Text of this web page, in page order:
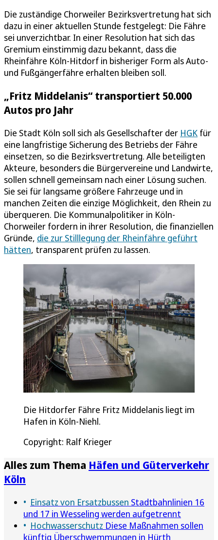
Die zuständige Chorweiler Bezirksvertretung hat sich
dazu in einer aktuellen Stunde festgelegt: Die Fähre
sei unverzichtbar. In einer Resolution hat sich das
Gremium einstimmig dazu bekannt, dass die
Rheinfähre Köln-Hitdorf in bisheriger Form als Auto-
und Fußgängerfähre erhalten bleiben soll.
„Fritz Middelanis“ transportiert 50.000
Autos pro Jahr
Die Stadt Köln soll sich als Gesellschafter der HGK für
eine langfristige Sicherung des Betriebs der Fähre
einsetzen, so die Bezirksvertretung. Alle beteiligten
Akteure, besonders die Bürgervereine und Landwirte,
sollen schnell gemeinsam nach einer Lösung suchen.
Sie sei für langsame größere Fahrzeuge und in
manchen Zeiten die einzige Möglichkeit, den Rhein zu
überqueren. Die Kommunalpolitiker in Köln-
Chorweiler fordern in ihrer Resolution, die finanziellen
Gründe, die zur Stilllegung der Rheinfähre geführt
hätten, transparent prüfen zu lassen.
Die Hitdorfer Fähre Fritz Middelanis liegt im
Hafen in Köln-Niehl.
Copyright: Ralf Krieger
Alles zum Thema Häfen und Güterverkehr
Köln
Einsatz von Ersatzbussen Stadtbahnlinien 16
und 17 in Wesseling werden aufgetrennt
Hochwasserschutz Diese Maßnahmen sollen
künftig Überschwemmungen in Hürth